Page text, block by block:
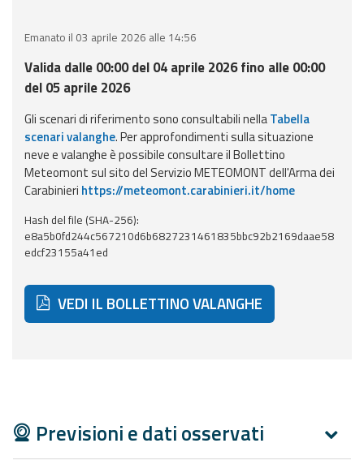
Previsioni meteo e
marine
Dati osservati
Radar meteo
Strumenti
Operativi
Informazioni
utili
Emanato il 03 aprile 2026 alle 14:56
Valida dalle 00:00 del 04 aprile 2026 fino alle 00:00
del 05 aprile 2026
Gli scenari di riferimento sono consultabili nellaTabella
scenari valanghe. Per approfondimenti sulla situazione
neve e valanghe è possibile consultare il Bollettino
Meteomont sul sito del Servizio METEOMONT dell'Arma dei
Carabinieri https://meteomont.carabinieri.it/home
Hash del file (SHA-256):
e8a5b0fd244c567210d6b6827231461835bbc92b2169daae58
edcf23155a41ed
VEDI IL BOLLETTINO VALANGHE
Previsioni e dati osservati